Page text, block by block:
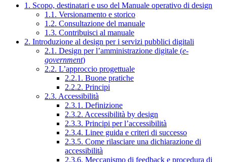
1. Scopo, destinatari e uso del Manuale operativo di design
1.1. Versionamento e storico
1.2. Consultazione del manuale
1.3. Contribuisci al manuale
2. Introduzione al design per i servizi pubblici digitali
2.1. Design per l’amministrazione digitale (e-
government)
2.2. L’approccio progettuale
2.2.1. Buone pratiche
2.2.2. Principi
2.3. Accessibilità
2.3.1. Definizione
2.3.2. Accessibilità by design
2.3.3. Principi per l’accessibilità
2.3.4. Linee guida e criteri di successo
2.3.5. Come rilasciare una dichiarazione di
accessibilità
2.3.6. Meccanismo di feedback e procedura di